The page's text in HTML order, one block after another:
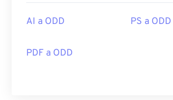
AI a ODD PS a ODD
PDF a ODD